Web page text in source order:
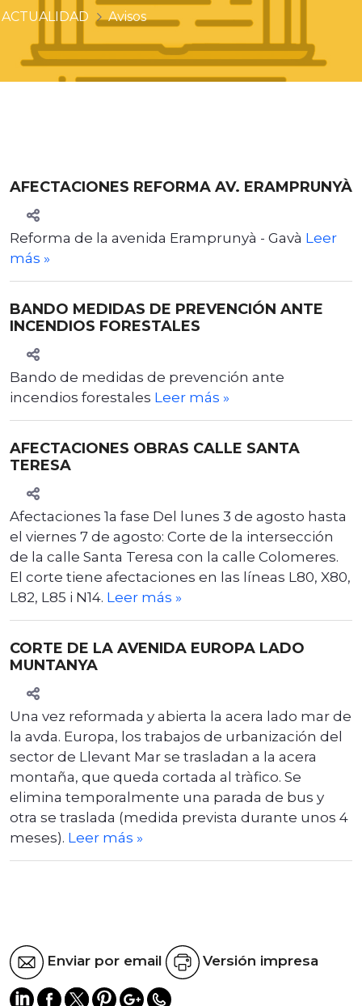
ACTUALIDAD Avisos
AFECTACIONES REFORMA AV. ERAMPRUNYÀ
Reforma de la avenida Eramprunyà - Gavà Leer
más »
BANDO MEDIDAS DE PREVENCIÓN ANTE
INCENDIOS FORESTALES
Bando de medidas de prevención ante
incendios forestales Leer más »
AFECTACIONES OBRAS CALLE SANTA
TERESA
Afectaciones 1a fase Del lunes 3 de agosto hasta
el viernes 7 de agosto: Corte de la intersección
de la calle Santa Teresa con la calle Colomeres.
El corte tiene afectaciones en las líneas L80, X80,
L82, L85 i N14. Leer más »
CORTE DE LA AVENIDA EUROPA LADO
MUNTANYA
Una vez reformada y abierta la acera lado mar de
la avda. Europa, los trabajos de urbanización del
sector de Llevant Mar se trasladan a la acera
montaña, que queda cortada al tràfico. Se
elimina temporalmente una parada de bus y
otra se traslada (medida prevista durante unos 4
meses). Leer más »
Enviar por email Versión impresa